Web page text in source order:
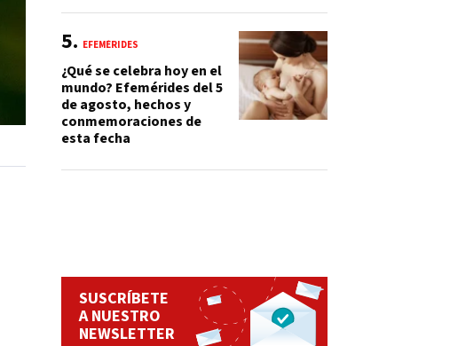
EFEMÉRIDES
¿Qué se celebra hoy en el
mundo? Efemérides del 5
de agosto, hechos y
conmemoraciones de
esta fecha
SUSCRÍBETE
A NUESTRO
NEWSLETTER